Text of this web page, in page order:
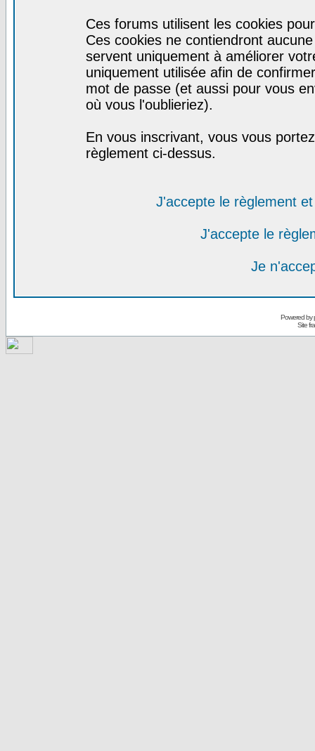
Ces forums utilisent les cookies
Ces cookies ne contiendront
servent uniquement à améliorer
uniquement utilisée afin de
mot de passe (et aussi pour vous
où vous l'oublieriez).
En vous inscrivant, vous vous
règlement ci-dessus.
J'accepte le règlement
J'accepte le
Je
Powered by
Site